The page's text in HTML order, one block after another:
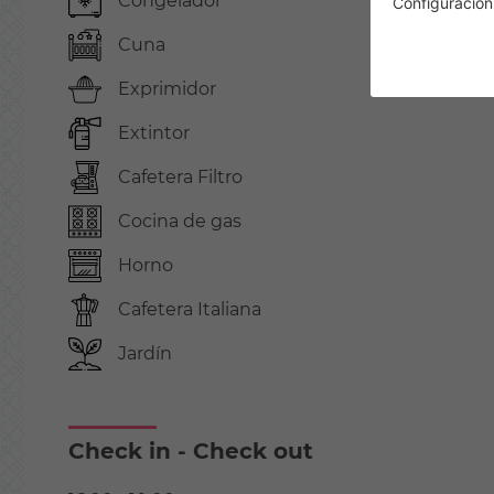
Cuna
Exprimidor
Extintor
Cafetera Filtro
Cocina de gas
Horno
Cafetera Italiana
Jardín
Check in - Check out